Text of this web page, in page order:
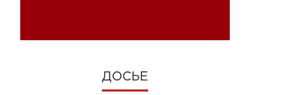
ДОСЬЕ